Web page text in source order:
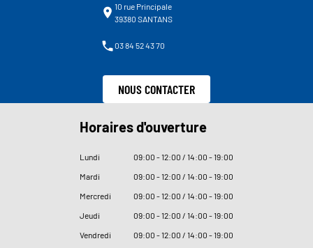
10 rue Principale
39380 SANTANS
03 84 52 43 70
NOUS CONTACTER
Horaires d'ouverture
Lundi 09:00 - 12:00 / 14:00 - 19:00
Mardi
09:00 - 12:00 / 14:00 - 19:00
Mercredi
09:00 - 12:00 / 14:00 - 19:00
Jeudi
09:00 - 12:00 / 14:00 - 19:00
Vendredi
09:00 - 12:00 / 14:00 - 19:00